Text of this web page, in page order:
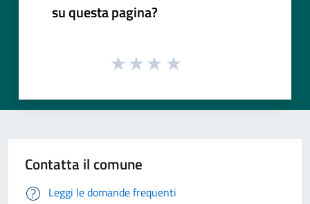
su questa pagina?
Contatta il comune
Leggi le domande frequenti